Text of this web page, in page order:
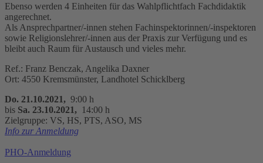
Ebenso werden 4 Einheiten für das Wahlpflichtfach Fachdidaktik
angerechnet.
Als Ansprechpartner/-innen stehen Fachinspektorinnen/-inspektoren
sowie Religionslehrer/-innen aus der Praxis zur Verfügung und es
bleibt auch Raum für Austausch und vieles mehr.
Ref.: Franz Benczak, Angelika Daxner
Ort: 4550 Kremsmünster, Landhotel Schicklberg
Do. 21.10.2021, 9:00 h
bis Sa. 23.10.2021, 14:00 h
Zielgruppe: VS, HS, PTS, ASO, MS
Info zur Anmeldung
PHO-Anmeldung